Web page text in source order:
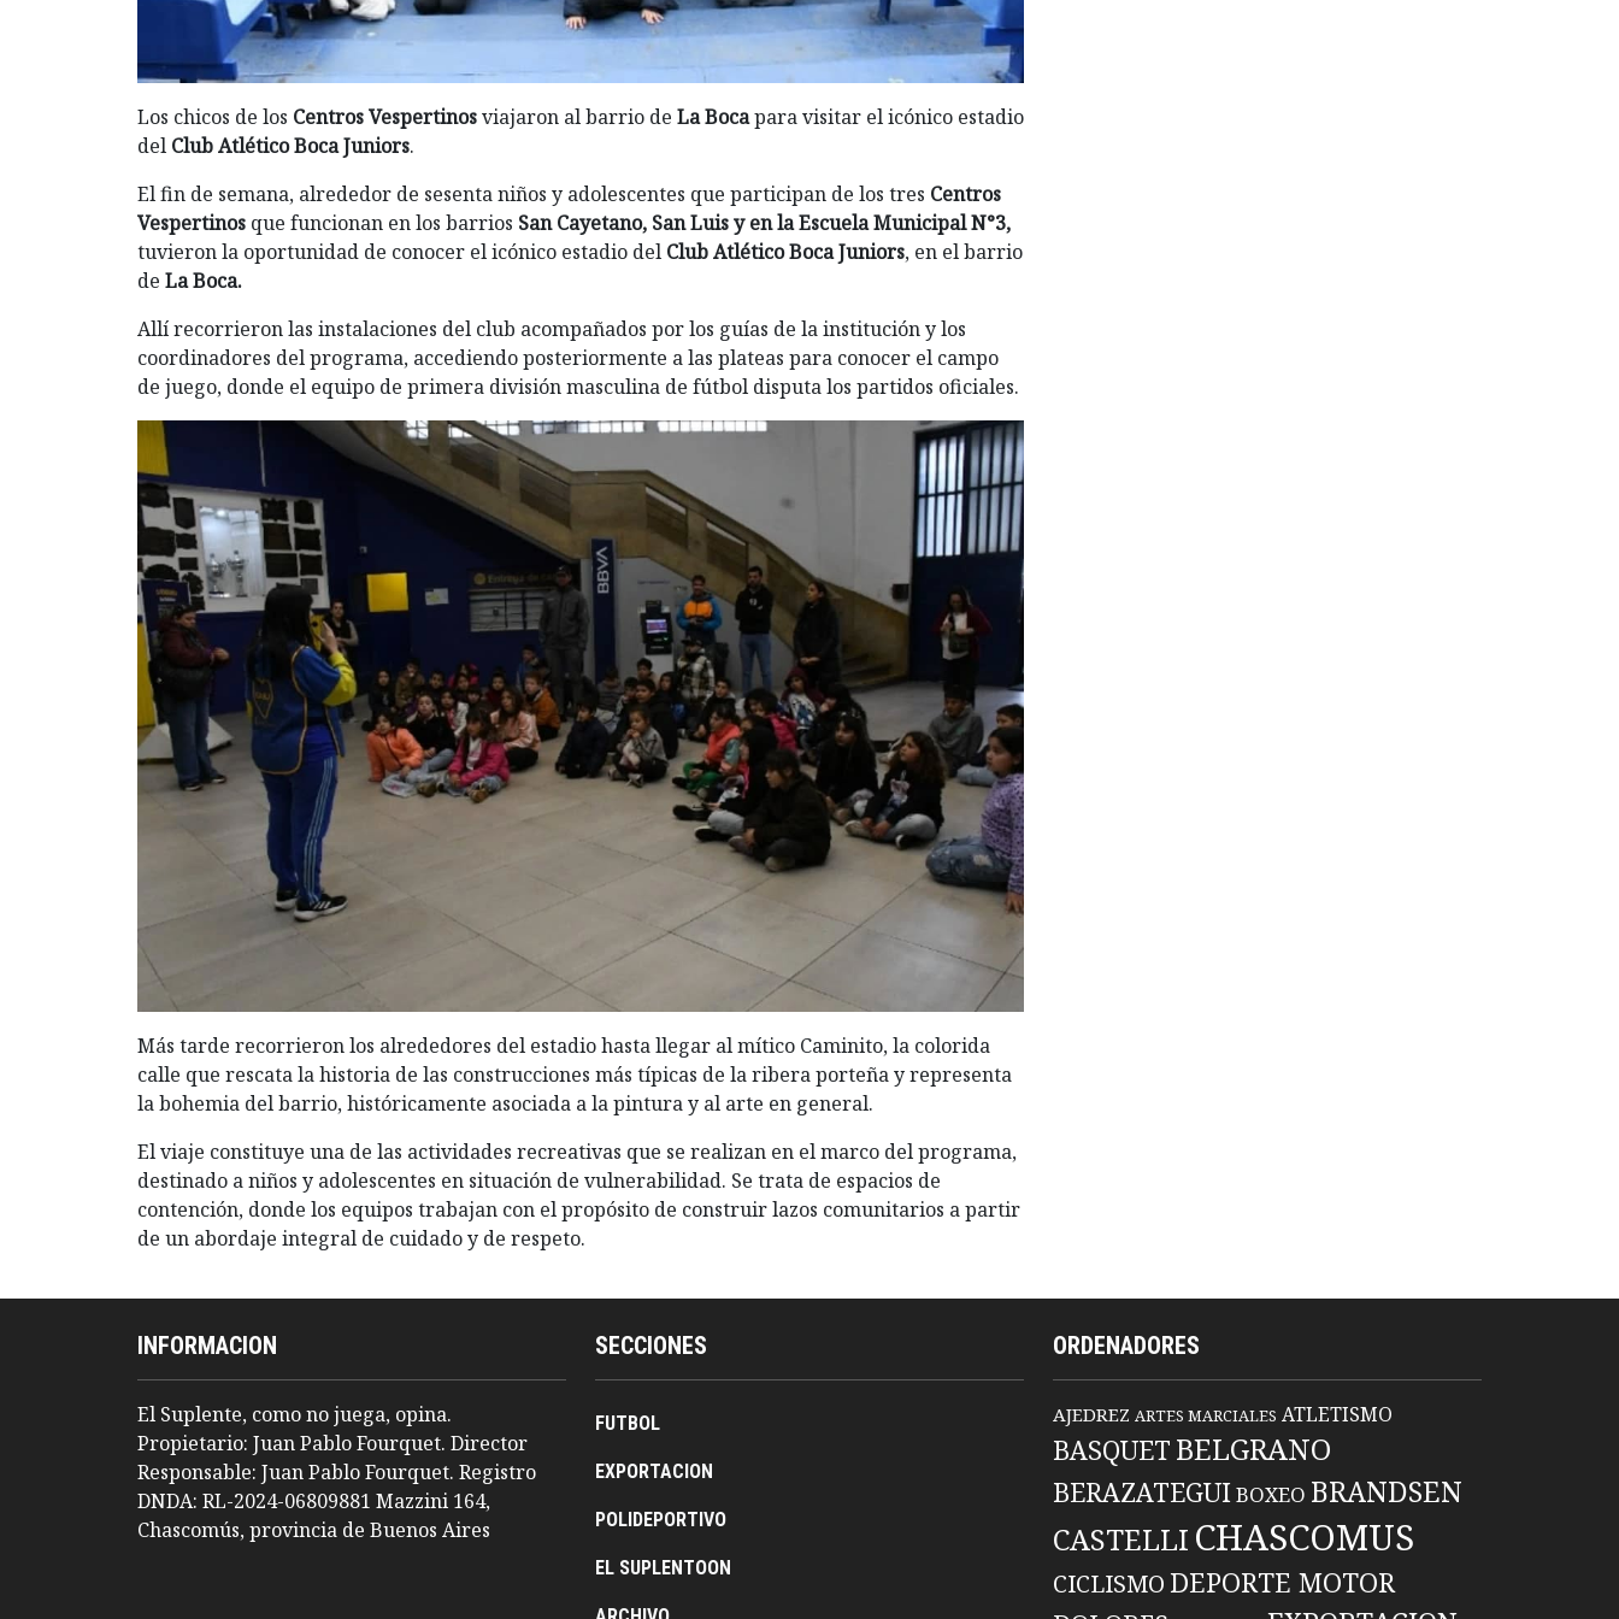
Los chicos de los Centros Vespertinosviajaron al barrio de La Bocapara visitar el icónico estadio
del Club Atlético Boca Juniors.
El fin de semana, alrededor de sesenta niños y adolescentes que participan de los tres Centros
Vespertinos que funcionan en los barrios San Cayetano, San Luis y en la Escuela Municipal N°3,
tuvieron la oportunidad de conocer el icónico estadio del Club Atlético Boca Juniors, en el barrio
de La Boca.
Allí recorrieron las instalaciones del club acompañados por los guías de la institución y los
coordinadores del programa, accediendo posteriormente a las plateas para conocer el campo
de juego, donde el equipo de primera división masculina de fútbol disputa los partidos oficiales.
Más tarde recorrieron los alrededores del estadio hasta llegar al mítico Caminito, la colorida
calle que rescata la historia de las construcciones más típicas de la ribera porteña y representa
la bohemia del barrio, históricamente asociada a la pintura y al arte en general.
El viaje constituye una de las actividades recreativas que se realizan en el marco del programa,
destinado a niños y adolescentes en situación de vulnerabilidad. Se trata de espacios de
contención, donde los equipos trabajan con el propósito de construir lazos comunitarios a partir
de un abordaje integral de cuidado y de respeto.
INFORMACION
El Suplente, como no juega, opina.
Propietario: Juan Pablo Fourquet. Director
Responsable: Juan Pablo Fourquet. Registro
DNDA: RL-2024-06809881 Mazzini 164,
Chascomús, provincia de Buenos Aires
SECCIONES
FUTBOL
EXPORTACION
POLIDEPORTIVO
EL SUPLENTOON
ORDENADORES
AJEDREZ ARTES MARCIALES ATLETISMO
BASQUET BELGRANO
BERAZATEGUIBOXEO BRANDSEN
CASTELLI CHASCOMUS
CICLISMO DEPORTE MOTOR